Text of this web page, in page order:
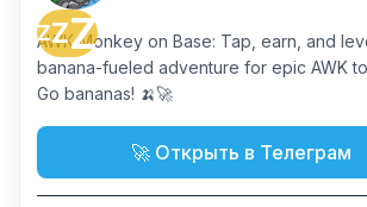
ZZZ
AWK Monkey on Base: Tap, earn, and
banana-fueled adventure for epic AWK
Go bananas! 🍌🚀
🚀 Открыть в Телеграм